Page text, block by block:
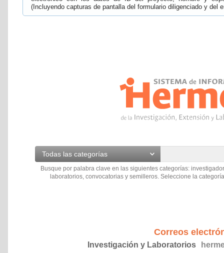
(Incluyendo capturas de pantalla del formulario diligenciado y del
Todas las categorías
Busque por palabra clave en las siguientes categorías:
laboratorios, convocatorias y semilleros. Seleccione la
Correos
Investigación y Laboratorios